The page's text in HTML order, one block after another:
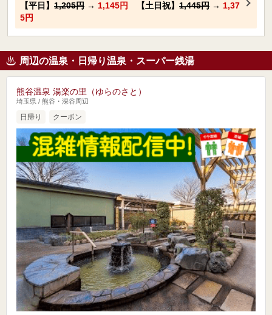
【平日】 1,205円 → 1,145円 【土日祝】 1,445円 → 1,37
5円
周辺の温泉・日帰り温泉・スーパー銭湯
熊谷温泉 湯楽の里（ゆらのさと）
埼玉県 / 熊谷・深谷周辺
日帰り クーポン